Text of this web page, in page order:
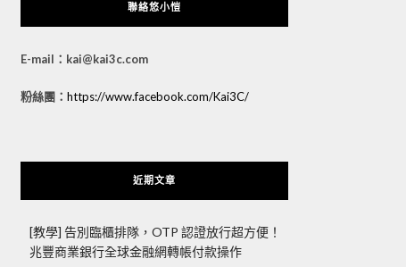
聯絡悠小愷
E-mail：kai@kai3c.com
粉絲團： https://www.facebook.com/Kai3C/
近期文章
[教學] 告別臨櫃排隊，OTP 認證放行超方便！
兆豐商業銀行全球金融網轉帳付款操作